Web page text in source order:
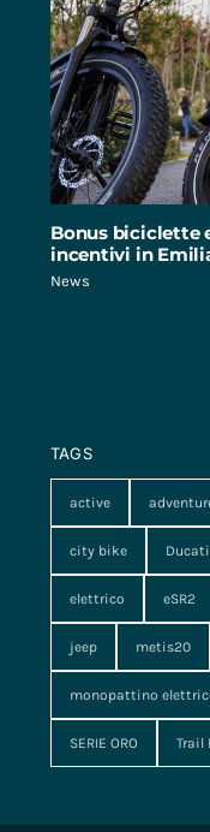
Bonus biciclette
incentivi in
News
TAGS
active
city bike Ducati
elettrico eSR2
jeep metis20
monopattino
SERIE ORO Trail